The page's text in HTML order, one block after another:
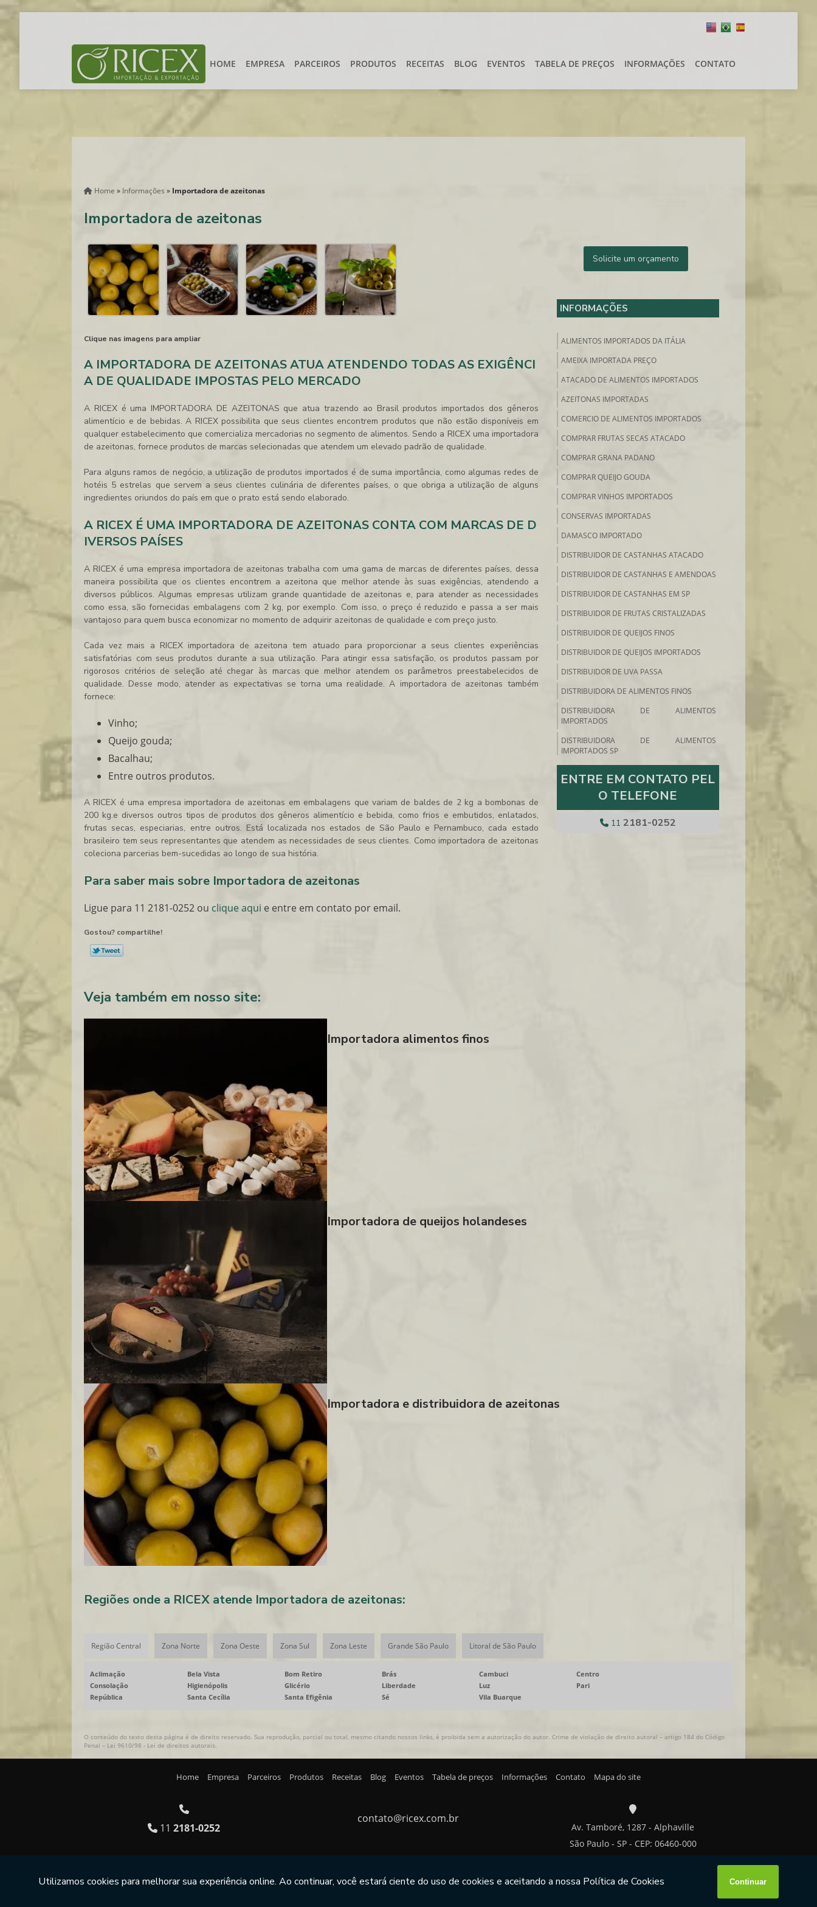
HOME EMPRESA PARCEIROS PRODUTOS RECEITAS BLOG EVENTOS TABELA DE PREÇOS INFORMAÇÕES CONTATO
Home » Informações » Importadora de azeitonas
Importadora de azeitonas
Clique nas imagens para ampliar
A IMPORTADORA DE AZEITONAS ATUA ATENDENDO TODAS AS EXIGÊNCI
A DE QUALIDADE IMPOSTAS PELO MERCADO
A RICEX é uma IMPORTADORA DE AZEITONAS que atua trazendo ao Brasil produtos importados dos gêneros
alimentício e de bebidas. A RICEX possibilita que seus clientes encontrem produtos que não estão disponíveis em
qualquer estabelecimento que comercializa mercadorias no segmento de alimentos. Sendo a RICEX uma importadora
de azeitonas, fornece produtos de marcas selecionadas que atendem um elevado padrão de qualidade.
Para alguns ramos de negócio, a utilização de produtos importados é de suma importância, como algumas redes de
hotéis 5 estrelas que servem a seus clientes culinária de diferentes países, o que obriga a utilização de alguns
ingredientes oriundos do país em que o prato está sendo elaborado.
A RICEX É UMA IMPORTADORA DE AZEITONAS CONTA COM MARCAS DE D
IVERSOS PAÍSES
A RICEX é uma empresa importadora de azeitonas trabalha com uma gama de marcas de diferentes países, dessa
maneira possibilita que os clientes encontrem a azeitona que melhor atende às suas exigências, atendendo a
diversos públicos. Algumas empresas utilizam grande quantidade de azeitonas e, para atender as necessidades
como essa, são fornecidas embalagens com 2 kg, por exemplo. Com isso, o preço é reduzido e passa a ser mais
vantajoso para quem busca economizar no momento de adquirir azeitonas de qualidade e com preço justo.
Cada vez mais a RICEX importadora de azeitona tem atuado para proporcionar a seus clientes experiências
satisfatórias com seus produtos durante a sua utilização. Para atingir essa satisfação, os produtos passam por
rigorosos critérios de seleção até chegar às marcas que melhor atendem os parâmetros preestabelecidos de
qualidade. Desse modo, atender as expectativas se torna uma realidade. A importadora de azeitonas também
fornece:
Vinho;
Queijo gouda;
Bacalhau;
Entre outros produtos.
A RICEX é uma empresa importadora de azeitonas em embalagens que variam de baldes de 2 kg a bombonas de
200 kg.e diversos outros tipos de produtos dos gêneros alimentício e bebida, como frios e embutidos, enlatados,
frutas secas, especiarias, entre outros. Está localizada nos estados de São Paulo e Pernambuco, cada estado
brasileiro tem seus representantes que atendem as necessidades de seus clientes. Como importadora de azeitonas
coleciona parcerias bem-sucedidas ao longo de sua história.
Para saber mais sobre Importadora de azeitonas
Ligue para 11 2181-0252 ou clique aqui e entre em contato por email.
Gostou? compartilhe!
Solicite um orçamento
INFORMAÇÕES
ALIMENTOS IMPORTADOS DA ITÁLIA
AMEIXA IMPORTADA PREÇO
ATACADO DE ALIMENTOS IMPORTADOS
AZEITONAS IMPORTADAS
COMERCIO DE ALIMENTOS IMPORTADOS
COMPRAR FRUTAS SECAS ATACADO
COMPRAR GRANA PADANO
COMPRAR QUEIJO GOUDA
COMPRAR VINHOS IMPORTADOS
CONSERVAS IMPORTADAS
DAMASCO IMPORTADO
DISTRIBUIDOR DE CASTANHAS ATACADO
DISTRIBUIDOR DE CASTANHAS E AMENDOAS
DISTRIBUIDOR DE CASTANHAS EM SP
DISTRIBUIDOR DE FRUTAS CRISTALIZADAS
DISTRIBUIDOR DE QUEIJOS FINOS
DISTRIBUIDOR DE QUEIJOS IMPORTADOS
DISTRIBUIDOR DE UVA PASSA
DISTRIBUIDORA DE ALIMENTOS FINOS
DISTRIBUIDORA DE ALIMENTOS
IMPORTADOS
DISTRIBUIDORA DE ALIMENTOS
IMPORTADOS SP
DISTRIBUIDORA DE FRIOS E EMBUTIDOS
DISTRIBUIDORA DE FRUTAS SECAS SP
DISTRIBUIDORA DE GRANA PADANO
ENTRE EM CONTATO PEL
O TELEFONE
11 2181-0252
Veja também em nosso site:
Importadora alimentos finos
Importadora de queijos holandeses
Importadora e distribuidora de azeitonas
Regiões onde a RICEX atende Importadora de azeitonas:
Região Central Zona Norte Zona Oeste Zona Sul Zona Leste Grande São Paulo Litoral de São Paulo
Aclimação Bela Vista Bom Retiro Brás Cambuci
Centro
Consolação
Higienópolis Glicério Liberdade Luz
Pari
República
Santa Cecília Santa Efigênia Sé Vila Buarque
O conteúdo do texto desta página é de direito reservado. Sua reprodução, parcial ou total, mesmo citando nossos links, é proibida sem a autorização do autor. Crime de violação de direito autoral – artigo 184 do Código
Penal – Lei 9610/98 - Lei de direitos autorais.
Home Empresa Parceiros Produtos Receitas Blog Eventos Tabela de preços Informações Contato Mapa do site
112181-0252
contato@ricex.com.br
Av. Tamboré, 1287 - Alphaville
São Paulo - SP - CEP: 06460-000